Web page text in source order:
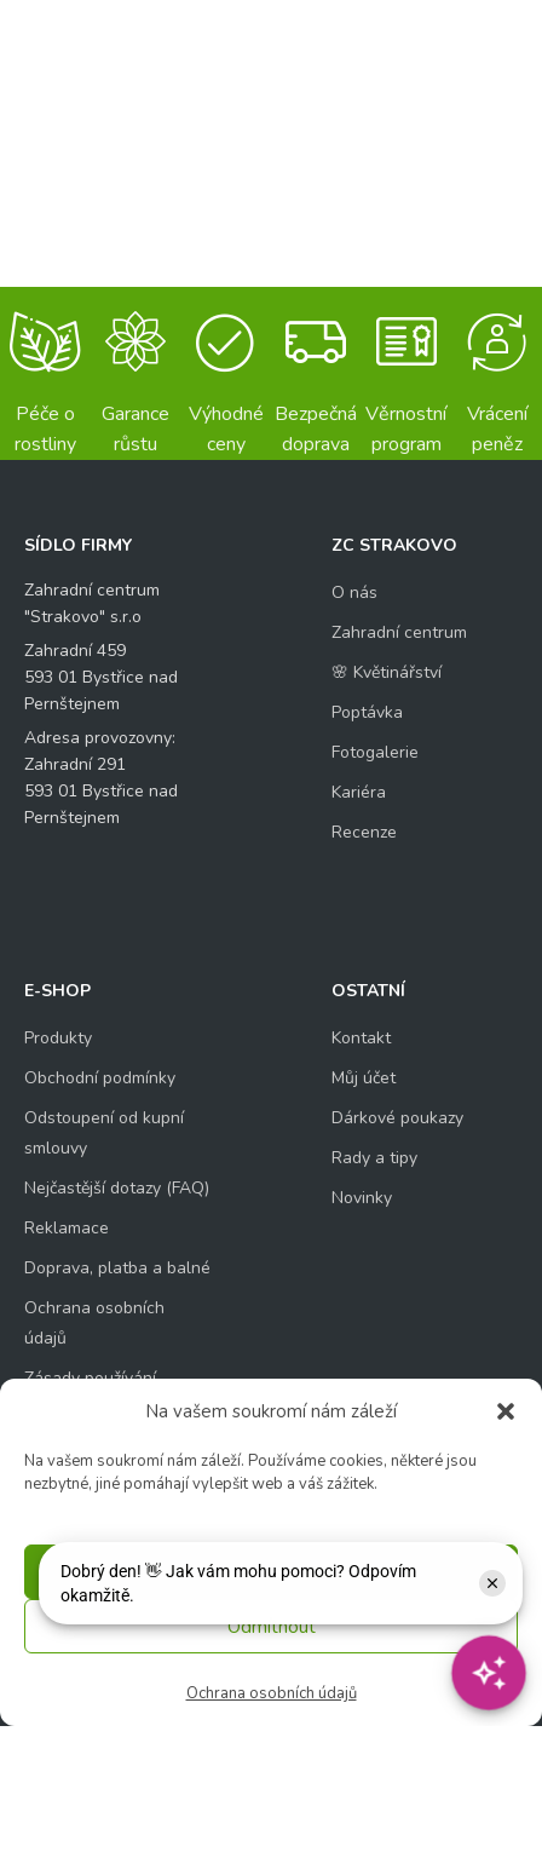
Na vašem soukromí nám záleží
Na vašem soukromí nám záleží. Používáme cookies, některé jsou
nezbytné, jiné pomáhají vylepšit web a váš zážitek.
Příjmout
Odmítnout
Ochrana osobních údajů
Péče o
rostliny
Garance
růstu
Výhodné
ceny
Bezpečná
doprava
Věrnostní
program
Vrácení
peněz
SÍDLO FIRMY
Zahradní centrum
"Strakovo" s.r.o
Zahradní 459
593 01 Bystřice nad
Pernštejnem
Adresa provozovny:
Zahradní 291
593 01 Bystřice nad
Pernštejnem
ZC STRAKOVO
O nás
Zahradní centrum
🌸 Květinářství
Poptávka
Fotogalerie
Kariéra
Recenze
E-SHOP
Produkty
Obchodní podmínky
Odstoupení od kupní
smlouvy
Nejčastější dotazy (FAQ)
Reklamace
Doprava, platba a balné
Ochrana osobních
údajů
Zásady používání
OSTATNÍ
Kontakt
Můj účet
Dárkové poukazy
Rady a tipy
Novinky
🕑 Po – Čt: 9:00 – 17:00
🚫 Neděle: ZAVŘENO